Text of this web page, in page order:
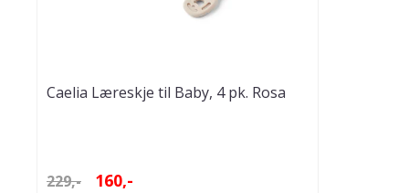
Caelia Læreskje til Baby, 4 pk. Rosa
229,- 160,-